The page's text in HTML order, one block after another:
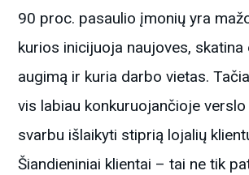
90 proc. pasaulio įmonių yra
kurios inicijuoja naujoves, skatina
augimą ir kuria darbo vietas.
vis labiau konkuruojančioje verslo
svarbu išlaikyti stiprią lojalių
Šiandieniniai klientai – tai ne tik